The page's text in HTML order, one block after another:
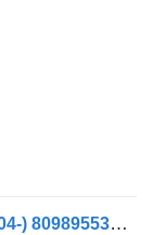
Хидроусилвател Scania R-series (01.04-) 8098955326 за влекач Scania P,G,R,T-series (2004-2017)